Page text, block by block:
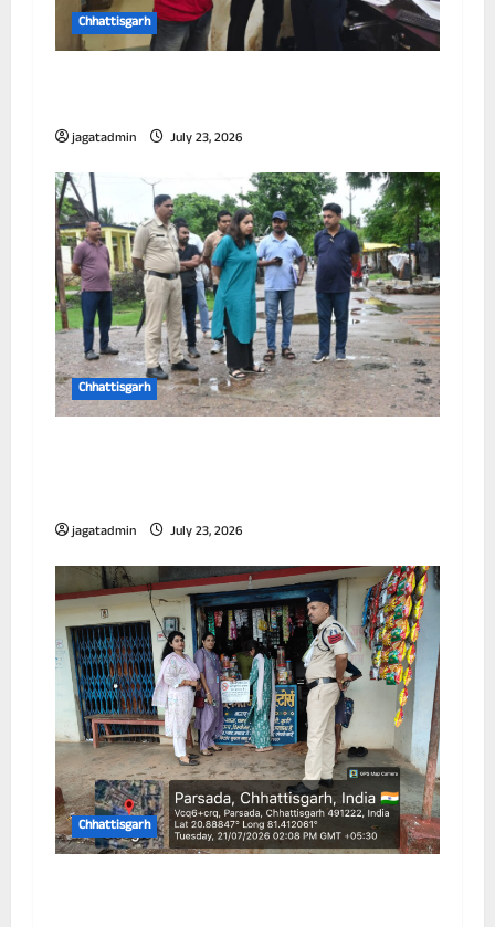
Chhattisgarh
jagatadmin July 23, 2026
Chhattisgarh
jagatadmin July 23, 2026
Chhattisgarh